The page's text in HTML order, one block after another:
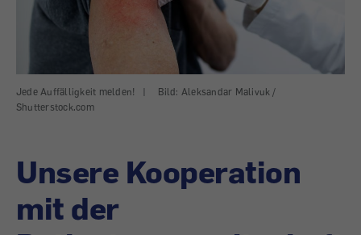
Jede Auffälligkeit melden! |
Bild: Aleksandar Malivuk /
Shutterstock.com
Unsere Kooperation
mit der